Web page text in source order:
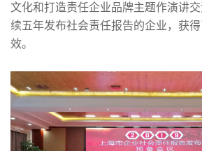
文化和打造责任企业品牌主题作演讲
续五年发布社会责任报告的企业，获
效。